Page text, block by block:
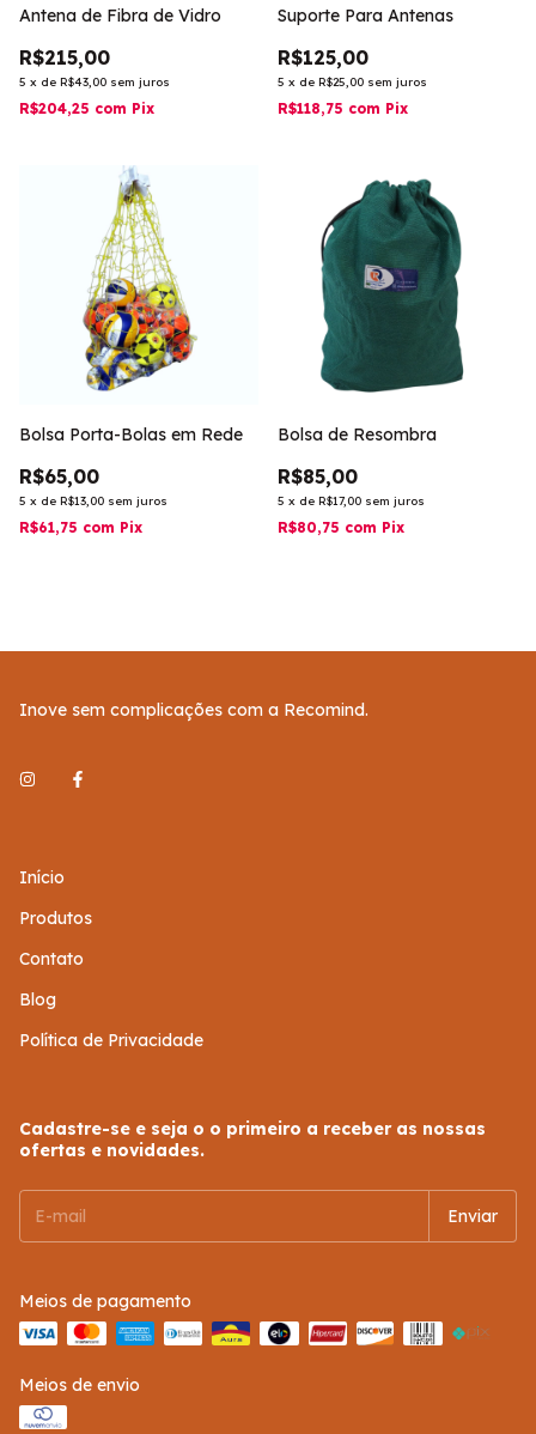
Antena de Fibra de Vidro
R$215,00
5 x de R$43,00 sem juros
R$204,25 com Pix
Suporte Para Antenas
R$125,00
5 x de R$25,00 sem juros
R$118,75 com Pix
Bolsa Porta-Bolas em Rede
R$65,00
5 x de R$13,00 sem juros
R$61,75 com Pix
Bolsa de Resombra
R$85,00
5 x de R$17,00 sem juros
R$80,75 com Pix
Inove sem complicações com a Recomind.
Início
Produtos
Contato
Blog
Política de Privacidade
Cadastre-se e seja o o primeiro a receber as nossas
ofertas e novidades.
Meios de pagamento
Meios de envio